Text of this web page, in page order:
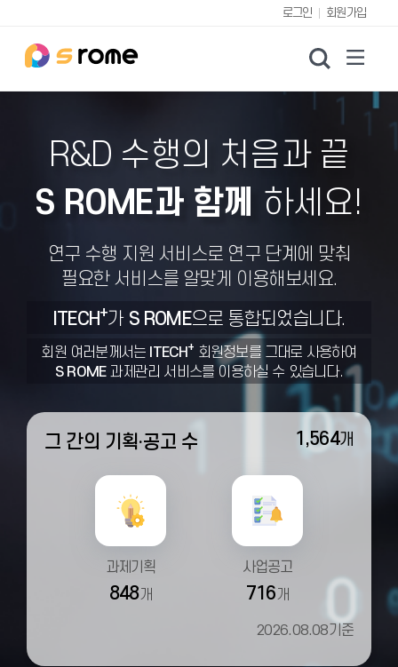
로그인 회원가입
검색
R&D 수행의 처음과 끝
S ROME과 함께 하세요!
연구 수행 지원 서비스로 연구 단계에 맞춰
필요한 서비스를 알맞게 이용해보세요.
ITECH+가 S ROME으로 통합되었습니다.
회원 여러분께서는 ITECH + 회원정보를 그대로 사용하여
S ROME과제관리 서비스를 이용하실 수 있습니다.
그 간의 기획·공고 수 1,564개
과제기획
848개
사업공고
716개
2026.08.08기준